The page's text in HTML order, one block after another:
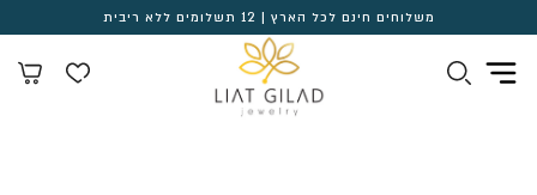
משלוחים חינם לכל הארץ | 12 תשלומים ללא ריבית